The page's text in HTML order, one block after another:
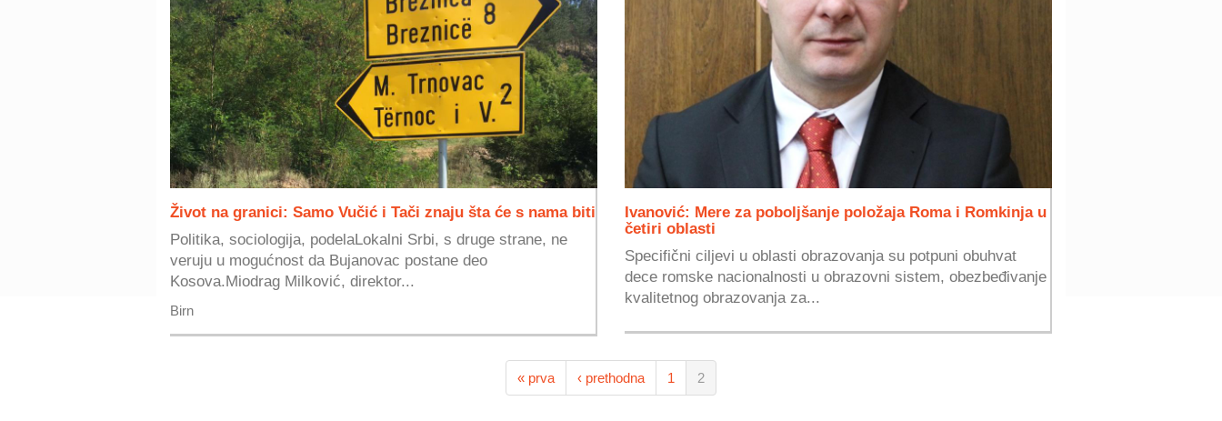
Život na granici: Samo Vučić i Tači znaju šta će s nama biti
Politika, sociologija, podelaLokalni Srbi, s druge strane, ne
veruju u mogućnost da Bujanovac postane deo
Kosova.Miodrag Milković, direktor...
Birn
Ivanović: Mere za poboljšanje položaja Roma i Romkinja u
četiri oblasti
Specifični ciljevi u oblasti obrazovanja su potpuni obuhvat
dece romske nacionalnosti u obrazovni sistem, obezbeđivanje
kvalitetnog obrazovanja za...
« prva ‹ prethodna 1 2